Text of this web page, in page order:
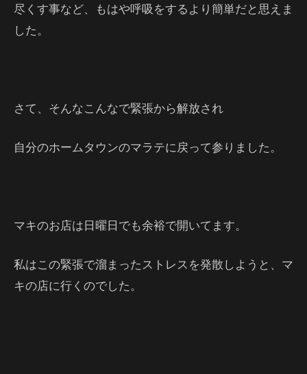
尽くす事など、もはや呼吸をするより簡単だと思えま
した。
さて、そんなこんなで緊張から解放され
自分のホームタウンのマラテに戻って参りました。
マキのお店は日曜日でも余裕で開いてます。
私はこの緊張で溜まったストレスを発散しようと、マ
キの店に行くのでした。